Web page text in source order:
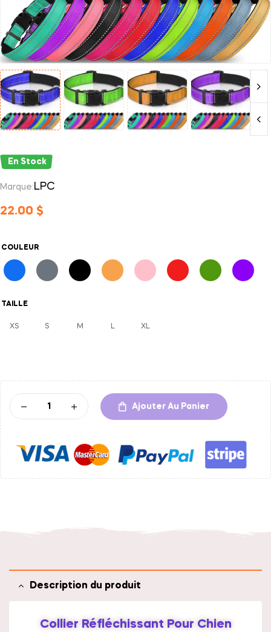
En Stock
Marque: LPC
22.00 $
COULEUR
TAILLE
XS S M L XL
Ajouter Au Panier
l
t
e
r
n
a
Description du produit
Collier Réfléchissant Pour Chien